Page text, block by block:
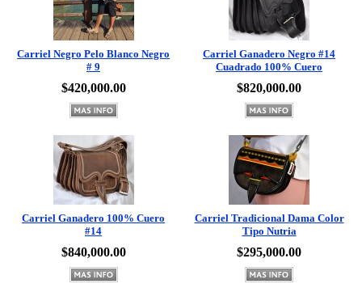
Carriel Negro Pelo Blanco Negro
# 9
$420,000.00
Carriel Ganadero Negro #14
Cuadrado 100% Cuero
$820,000.00
Carriel Ganadero 100% Cuero
#14
$840,000.00
Carriel Tradicional Dama Color
Tipo Nutria
$295,000.00